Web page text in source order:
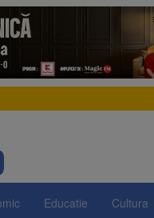
Educatie Cultura